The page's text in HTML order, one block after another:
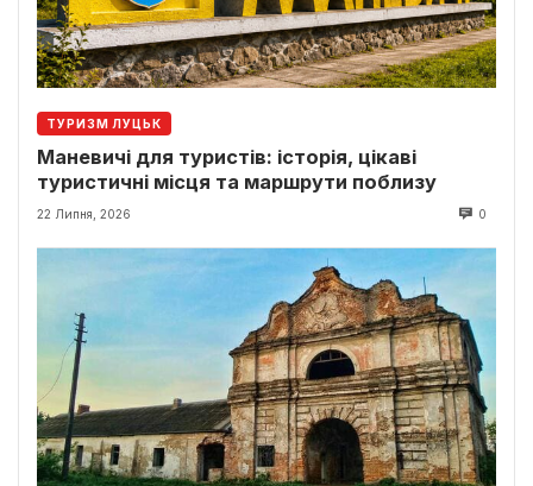
ТУРИЗМ ЛУЦЬК
Маневичі для туристів: історія, цікаві
туристичні місця та маршрути поблизу
22 Липня, 2026 0